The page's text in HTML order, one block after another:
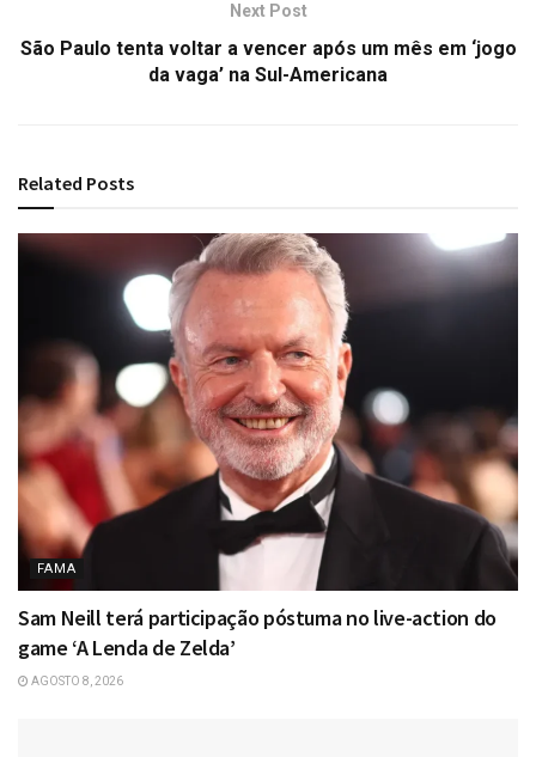
Next Post
São Paulo tenta voltar a vencer após um mês em ‘jogo
da vaga’ na Sul-Americana
Related Posts
FAMA
Sam Neill terá participação póstuma no live-action do
game ‘A Lenda de Zelda’
AGOSTO 8, 2026